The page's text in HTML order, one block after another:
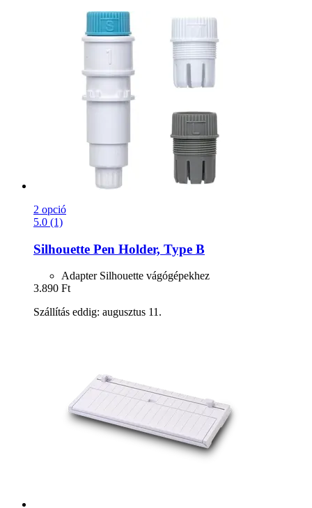
2 opció
5.0 (1)
Silhouette Pen Holder, Type B
Adapter Silhouette vágógépekhez
3.890 Ft
Szállítás eddig: augusztus 11.